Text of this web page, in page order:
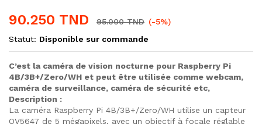
90.250 TND 95.000TND (-5%)
Statut: Disponible sur commande
C’est la caméra de vision nocturne pour Raspberry Pi
4B/3B+/Zero/WH et peut être utilisée comme webcam,
caméra de surveillance, caméra de sécurité etc,
Description :
La caméra Raspberry Pi 4B/3B+/Zero/WH utilise un capteur
OV5647 de 5 mégapixels, avec un objectif à focale réglable